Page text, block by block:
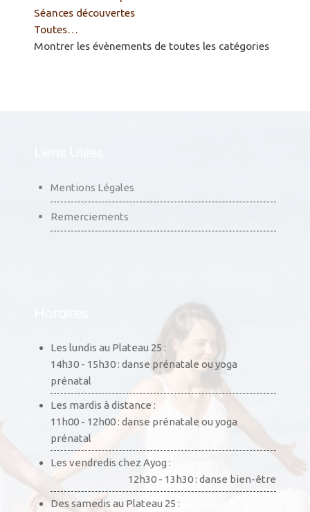
Séances découvertes
Toutes…
Montrer les évènements de toutes les catégories
Mentions Légales
Remerciements
Les lundis au Plateau 25 :
14h30 - 15h30 : danse prénatale ou yoga
prénatal
Les mardis à distance :
11h00 - 12h00 : danse prénatale ou yoga
prénatal
Les vendredis chez Ayog :
12h30 - 13h30 : danse bien-être
Des samedis au Plateau 25 :